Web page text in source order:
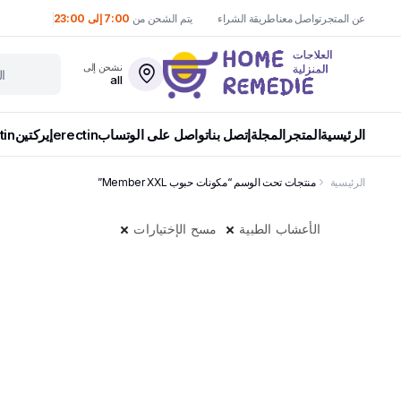
عن المتجرتواصل معناطريقة الشراء يتم الشحن من 7:00 إلى 23:00
نشحن إلى
all
الرئيسيةالمتجر المجلةإتصل بناتواصل على الوتسابerectinإيركتين
الرئيسية منتجات تحت الوسم “مكونات حبوب Member XXL”
مسح الإختيارات الأعشاب الطبية